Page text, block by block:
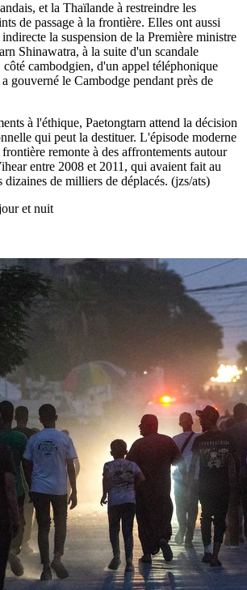
et la Thaïlande à restreindre les
de passage à la frontière. Elles ont aussi
la suspension de la Première ministre
Shinawatra, à la suite d'un scandale
cambodgien, d'un appel téléphonique
gouverné le Cambodge pendant près de
à l'éthique, Paetongtarn attend la décision
qui peut la destituer. L'épisode moderne
remonte à des affrontements autour
entre 2008 et 2011, qui avaient fait au
dizaines de milliers de déplacés. (jzs/ats)
et nuit